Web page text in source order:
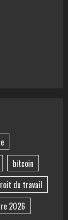
bitcoin
du travail
2026